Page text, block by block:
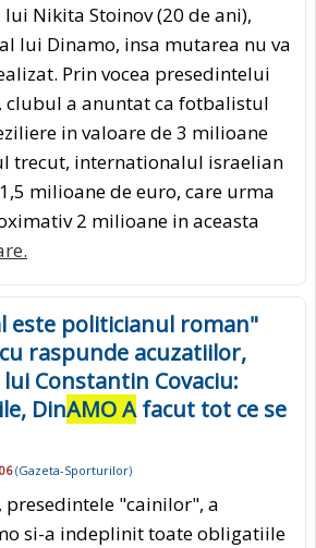
Nikita Stoinov (20 de ani),
lui Dinamo, insa mutarea nu va
Prin vocea presedintelui
clubul a anuntat ca fotbalistul
in valoare de 3 milioane
trecut, internationalul israelian
milioane de euro, care urma
2 milioane in aceasta
este politicianul roman"
raspunde acuzatiilor,
Constantin Covaciu:
DinAMO Afacut tot ce se
(Gazeta-Sporturilor)
presedintele "cainilor", a
si-a indeplinit toate obligatiile